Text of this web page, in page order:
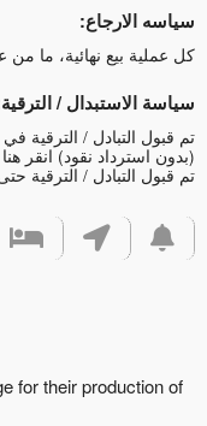
سياسه الارجاع:
كل عملية بيع نهائية، ما من
سياسة الاستبدال /
تم قبول التبادل / الترقية
(بدون استرداد نقود)انقر
تم قبول التبادل / الترقية حتى 0 ساعة قبل
for their production of